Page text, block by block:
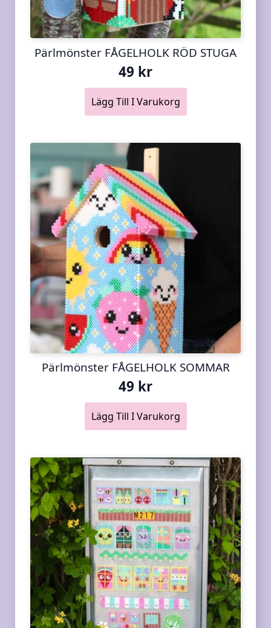
Pärlmönster FÅGELHOLK RÖD STUGA
49 kr
Lägg Till I Varukorg
Pärlmönster FÅGELHOLK SOMMAR
49 kr
Lägg Till I Varukorg